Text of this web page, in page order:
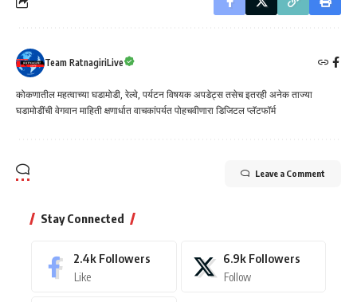
Team RatnagiriLive
कोकणातील महत्वाच्या घडामोडी, रेल्वे, पर्यटन विषयक अपडेट्स तसेच इतरही अनेक ताज्या
घडामोडींची वेगवान माहिती क्षणार्धात वाचकांपर्यत पोहचवीणारा डिजिटल प्लॅटफॉर्म
Leave a Comment
Stay Connected
2.4k Followers
Like
6.9k Followers
Follow